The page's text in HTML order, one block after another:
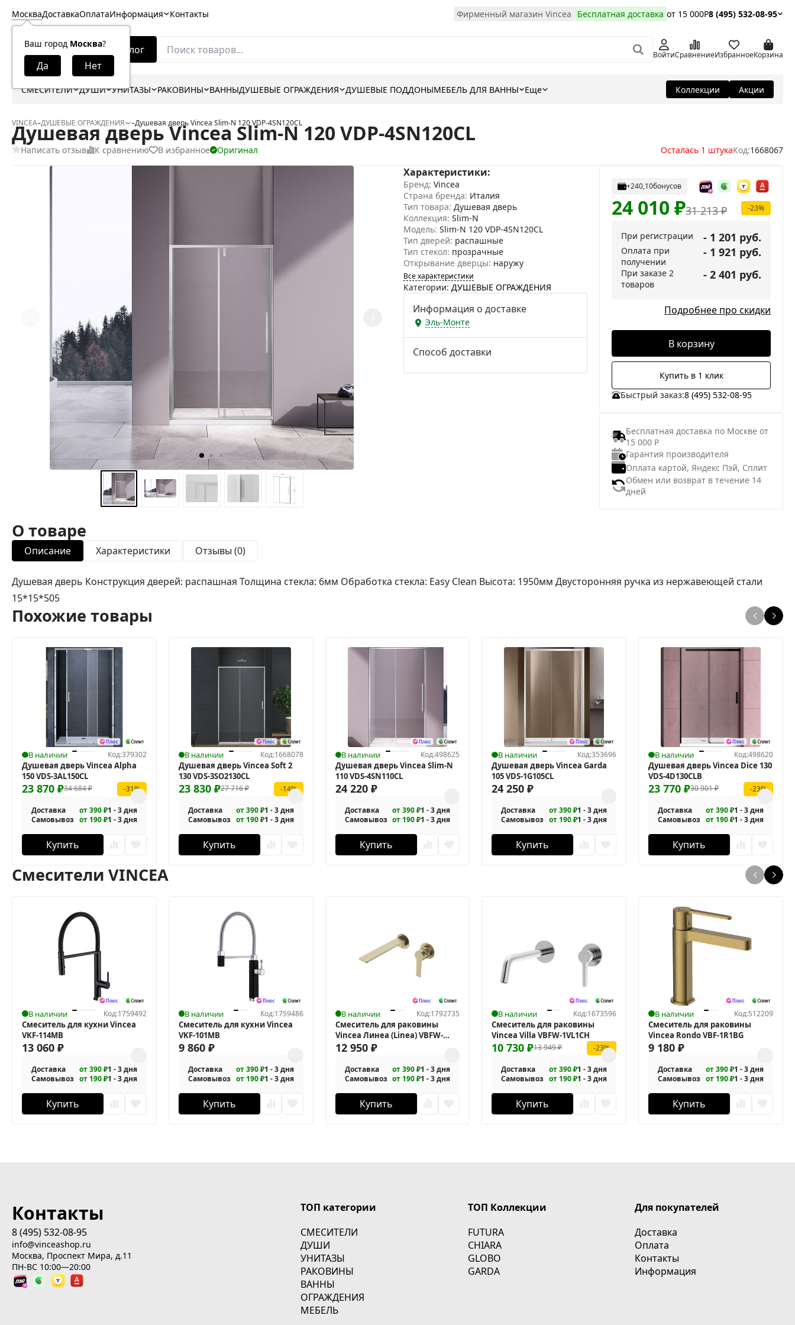
Москва
Ваш город Москва?
ДоставкаОплатаИнформация Контакты Фирменный магазин Vincea Бесплатная доставка от 15 000Р8 (495) 532-08-95
Каталог ВойтиСравнениеИзбранноеКорзина
СМЕСИТЕЛИ ДУШИ УНИТАЗЫ РАКОВИНЫ ВАННЫДУШЕВЫЕ ОГРАЖДЕНИЯ ДУШЕВЫЕ ПОДДОНЫМЕБЕЛЬ ДЛЯ ВАННЫ Еще Коллекции Акции
VINCEA–ДУШЕВЫЕ ОГРАЖДЕНИЯ –Душевая дверь Vincea Slim-N 120 VDP-4SN120CL
Душевая дверь Vincea Slim-N 120 VDP-4SN120CL
Написать отзыв К сравнению В избранное Оригинал Осталась 1 штукаКод:1668067
Характеристики:
Бренд: Vincea
Страна бренда: Италия
Тип товара: Душевая дверь
Коллекция: Slim-N
Модель: Slim-N 120 VDP-4SN120CL
Тип дверей: распашные
Тип стекол: прозрачные
Открывание дверцы: наружу
Все характеристики
Категории: ДУШЕВЫЕ ОГРАЖДЕНИЯ
Информация о доставке
Эль-Монте
Способ доставки
+240,10бонусов
31 213₽
24 010₽ -23%
При регистрации - 1 201 руб.
Оплата при
получении
- 1 921 руб.
При заказе 2
товаров
- 2 401 руб.
Подробнее про скидки
В корзину
Купить в 1 клик
Быстрый заказ:8 (495) 532-08-95
Бесплатная доставка по Москве от
15 000 Р
Гарантия производителя
Оплата картой, Яндекс Пэй, Сплит
Обмен или возврат в течение 14
дней
О товаре
Описание Характеристики Отзывы (0)
Душевая дверь Конструкция дверей: распашная Толщина стекла: 6мм Обработка стекла: Easy Clean Высота: 1950мм Двусторонняя ручка из нержавеющей стали
15*15*505
Похожие товары
В наличии Код:379302
Душевая дверь Vincea Alpha
150 VDS-3AL150CL
34 684₽
23 870 ₽ -31%
Доставка от 390 ₽1 - 3 дня
Самовывоз от 190 ₽1 - 3 дня
Купить
В наличии Код:1668078
Душевая дверь Vincea Soft 2
130 VDS-3SO2130CL
27 716₽
23 830 ₽ -14%
Доставка от 390 ₽1 - 3 дня
Самовывоз от 190 ₽1 - 3 дня
Купить
В наличии Код:498625
Душевая дверь Vincea Slim-N
110 VDS-4SN110CL
24 220 ₽
Доставка от 390 ₽1 - 3 дня
Самовывоз от 190 ₽1 - 3 дня
Купить
В наличии Код:353696
Душевая дверь Vincea Garda
105 VDS-1G105CL
24 250₽
Доставка от 390 ₽1 - 3 дня
Самовывоз от 190 ₽1 - 3 дня
Купить
В наличии Код:498620
Душевая дверь Vincea Dice 130
VDS-4D130CLB
30 901₽
23 770₽ -23%
Доставка от 390 ₽1 - 3 дня
Самовывоз от 190 ₽1 - 3 дня
Купить
Смесители VINCEA
В наличии Код:1759492
Смеситель для кухни Vincea
VKF-114MB
13 060 ₽
Доставка от 390 ₽1 - 3 дня
Самовывоз от 190 ₽1 - 3 дня
Купить
В наличии Код:1759486
Смеситель для кухни Vincea
VKF-101MB
9 860 ₽
Доставка от 390 ₽1 - 3 дня
Самовывоз от 190 ₽1 - 3 дня
Купить
В наличии Код:1792735
Смеситель для раковины
Vincea Линеа (Linea) VBFW-
4LN1BG
12 950 ₽
Доставка от 390 ₽1 - 3 дня
Самовывоз от 190 ₽1 - 3 дня
Купить
В наличии Код:1673596
Смеситель для раковины
Vincea Villa VBFW-1VL1CH
13 949₽
10 730₽ -23%
Доставка от 390 ₽1 - 3 дня
Самовывоз от 190 ₽1 - 3 дня
Купить
В наличии Код:512209
Смеситель для раковины
Vincea Rondo VBF-1R1BG
9 180₽
Доставка от 390 ₽1 - 3 дня
Самовывоз от 190 ₽1 - 3 дня
Купить
Контакты
8 (495) 532-08-95
info@vinceashop.ru
Москва, Проспект Мира, д.11
ПН-ВС 10:00—20:00
ТОП категории
СМЕСИТЕЛИ
ДУШИ
УНИТАЗЫ
РАКОВИНЫ
ВАННЫ
ОГРАЖДЕНИЯ
МЕБЕЛЬ
ТОП Коллекции
FUTURA
CHIARA
GLOBO
GARDA
Для покупателей
Доставка
Оплата
Контакты
Информация